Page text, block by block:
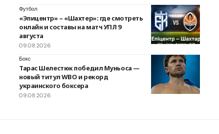
Футбол
«Эпицентр» – «Шахтер»: где смотреть
онлайн и составы на матч УПЛ 9
августа
09.08.2026
Бокс
Тарас Шелестюк победил Муньоса —
новый титул WBO и рекорд
украинского боксера
09.08.2026